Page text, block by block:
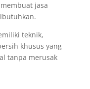
jasa
teknik,
khusus yang
tanpa merusak